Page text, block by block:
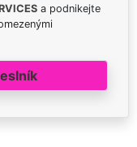
a podnikejte